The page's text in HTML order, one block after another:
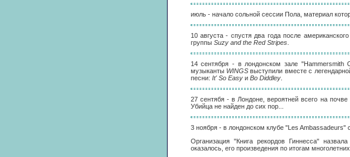
июль - начало сольной сессии Пола, материал
10 августа - спустя два года после
группы Suzy and the Red Stripes.
14 сентября - в лондонском зале
музыканты WINGSвыступили вместе с
песни: It' So Easyи Во Diddley.
27 сентябя - в Лондоне, вероятней всего на
Убийца не найден до сих пор...
3 ноября - в лондонском клубе "Les Ambassadeurs"
Организация "Книга рекордов Гиннесса"
оказалось, его произведения по итогам